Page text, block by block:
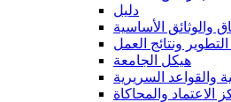
دليل
والوثائق الأساسية
ونتائج العمل
هيكل الجامعة
والقواعد السريرية
الاعتماد والمحاكاة